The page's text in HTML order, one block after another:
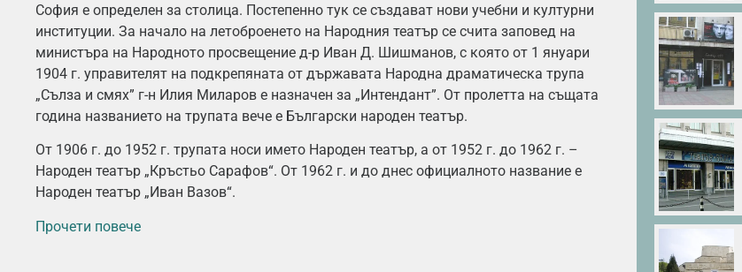
София е определен за столица. Постепенно тук се създават нови учебни и културни
институции. За начало на летоброенето на Народния театър се счита заповед на
министъра на Народното просвещение д-р Иван Д. Шишманов, с която от 1 януари
1904 г. управителят на подкрепяната от държавата Народна драматическа трупа
„Сълза и смях” г-н Илия Миларов е назначен за „Интендант”. От пролетта на същата
година названието на трупата вече е Български народен театър.
От 1906 г. до 1952 г. трупата носи името Народен театър, а от 1952 г. до 1962 г. –
Народен театър „Кръстьо Сарафов“. От 1962 г. и до днес официалното название е
Народен театър „Иван Вазов“.
Прочети повече